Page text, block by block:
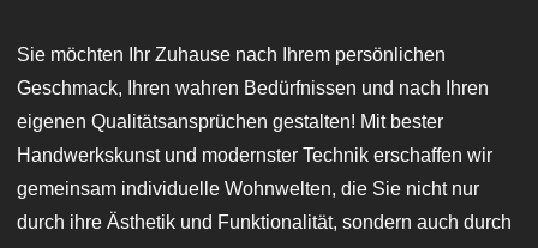
Sie möchten Ihr Zuhause nach Ihrem persönlichen
Geschmack, Ihren wahren Bedürfnissen und nach Ihren
eigenen Qualitätsansprüchen gestalten! Mit bester
Handwerkskunst und modernster Technik erschaffen wir
gemeinsam individuelle Wohnwelten, die Sie nicht nur
durch ihre Ästhetik und Funktionalität, sondern auch durch